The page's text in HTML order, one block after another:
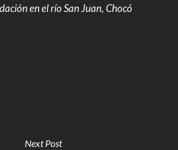
en el río San Juan, Chocó
Next Post